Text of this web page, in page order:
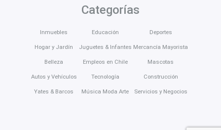
Categorías
Inmuebles
Hogar y Jardín
Belleza
Autos y Vehículos
Yates & Barcos
Educación
Juguetes & Infantes
Empleos en Chile
Tecnología
Música Moda Arte
Deportes
Mercancía Mayorista
Mascotas
Construcción
Servicios y Negocios